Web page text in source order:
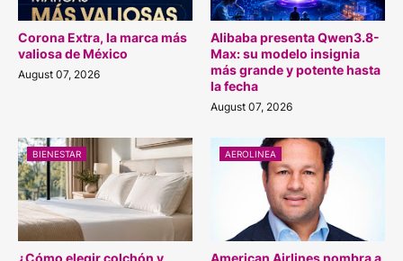
Corona Extra, la marca más
valiosa de México
August 07, 2026
Alibaba presenta Qwen3.8-
Max: su modelo insignia
más grande y potente hasta
la fecha
August 07, 2026
BIENESTAR AEROLINEA